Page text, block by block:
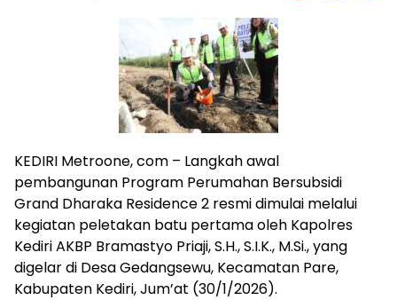
KEDIRI Metroone, com – Langkah awal
pembangunan Program Perumahan Bersubsidi
Grand Dharaka Residence 2 resmi dimulai melalui
kegiatan peletakan batu pertama oleh Kapolres
Kediri AKBP Bramastyo Priaji, S.H., S.I.K., M.Si., yang
digelar di Desa Gedangsewu, Kecamatan Pare,
Kabupaten Kediri, Jum’at (30/1/2026).